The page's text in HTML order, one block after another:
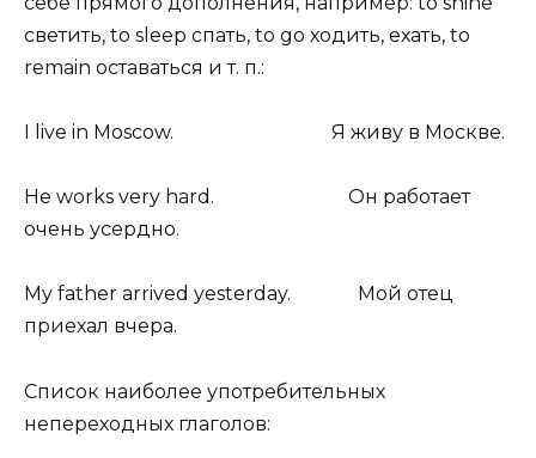
светить, to sleep спать, to go ходить, ехать, to
remain оставаться и т. п.:
I live in Moscow. Я живу в Москве.
Не works very hard. Он работает
очень усердно.
My father arrived yesterday. Мой отец
приехал вчера.
Список наиболее употребительных
непереходных глаголов: